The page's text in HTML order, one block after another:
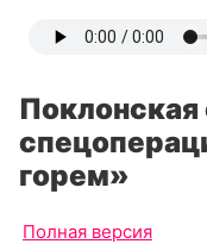
Поклонская
горем»
Полная версия